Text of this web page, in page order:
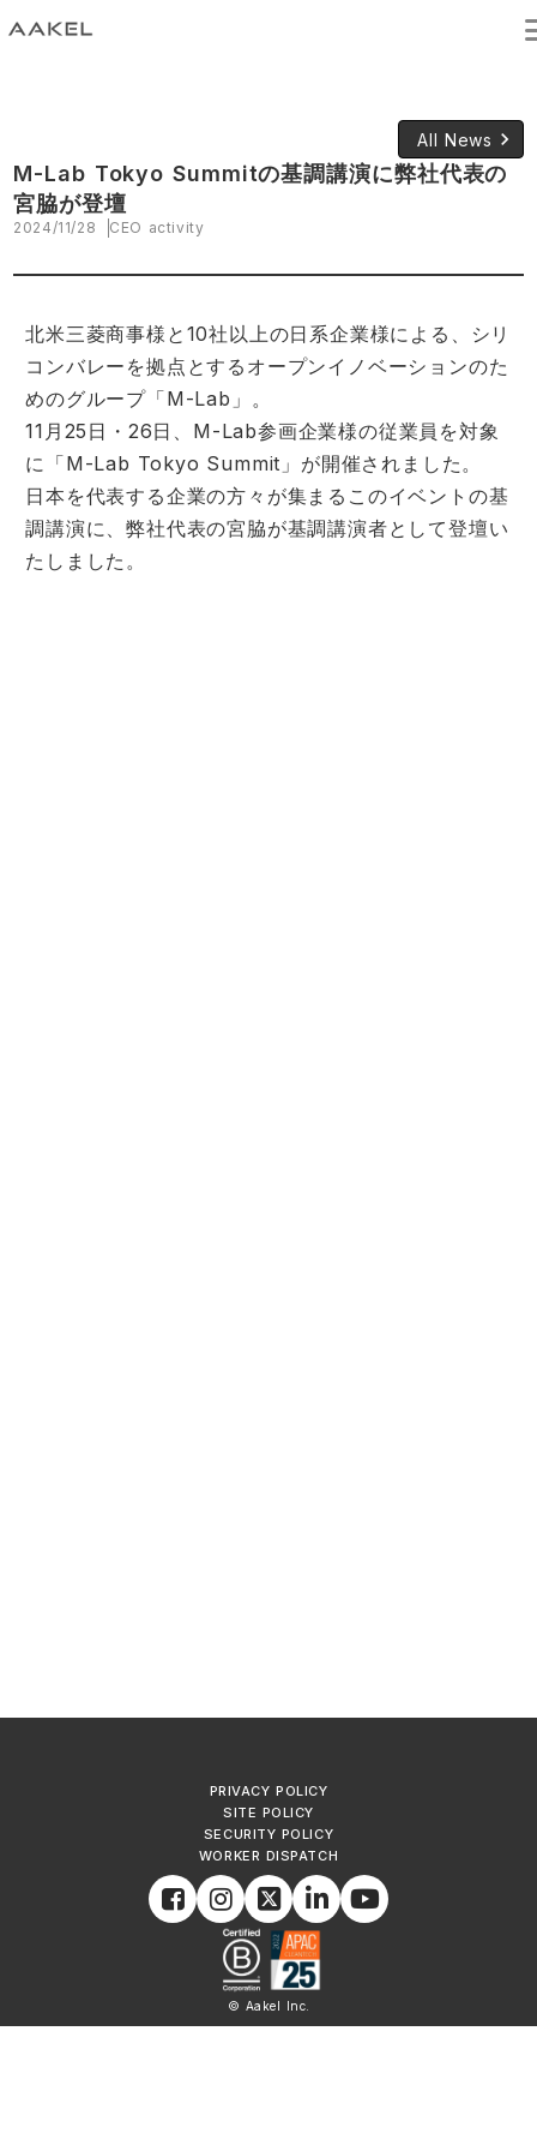
All News keyboard_arrow_right
M-Lab Tokyo Summitの基調講演に弊社代表の
宮脇が登壇
2024/11/28 CEO activity
北米三菱商事様と10社以上の日系企業様による、シリ
コンバレーを拠点とするオープンイノベーションのた
めのグループ「M-Lab」。
11月25日・26日、M-Lab参画企業様の従業員を対象
に「M-Lab Tokyo Summit」が開催されました。
日本を代表する企業の方々が集まるこのイベントの基
調講演に、弊社代表の宮脇が基調講演者として登壇い
たしました。
PRIVACY POLICY
SITE POLICY
SECURITY POLICY
WORKER DISPATCH
© Aakel Inc.